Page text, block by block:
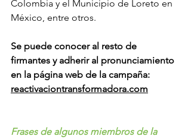
Colombia y el Municipio de Loreto en
México, entre otros.
Se puede conocer al resto de
firmantes y adherir al pronunciamiento
en la página web de la campaña:
reactivaciontransformadora.com
Frases de algunos miembros de la